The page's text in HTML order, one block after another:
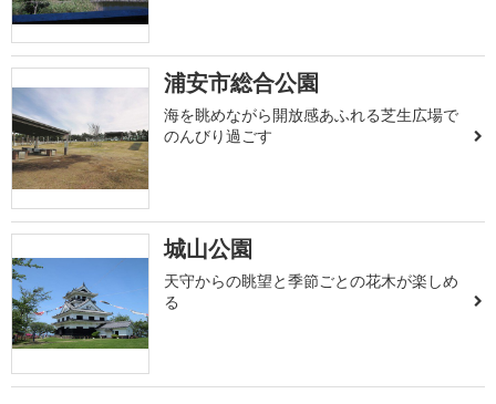
浦安市総合公園
海を眺めながら開放感あふれる芝生広場で
のんびり過ごす
城山公園
天守からの眺望と季節ごとの花木が楽しめ
る